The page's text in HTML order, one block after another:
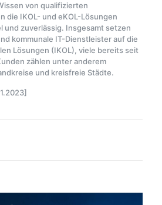
von qualifizierten
die IKOL- und eKOL-Lösungen
und zuverlässig. Insgesamt setzen
kommunale IT-Dienstleister auf die
Lösungen (IKOL), viele bereits seit
zählen unter anderem
und kreisfreie Städte.